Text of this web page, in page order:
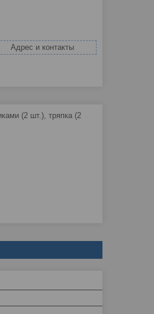
Адрес и контакты
(2 шт.), тряпка (2